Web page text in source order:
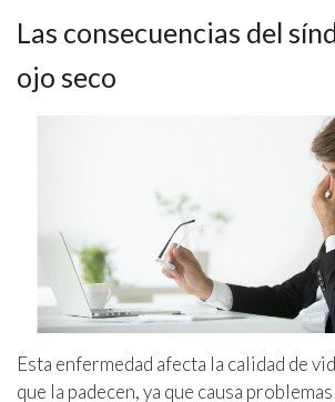
Las consecuencias del
ojo seco
Esta enfermedad afecta la calidad de
que la padecen, ya que causa